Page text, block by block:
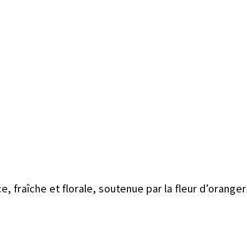
fraîche et florale, soutenue par la fleur d’oranger